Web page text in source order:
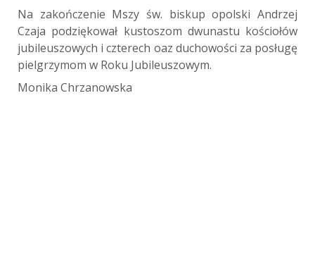
Na zakończenie Mszy św. biskup opolski Andrzej
Czaja podziękował kustoszom dwunastu kościołów
jubileuszowych i czterech oaz duchowości za posługę
pielgrzymom w Roku Jubileuszowym.
Monika Chrzanowska